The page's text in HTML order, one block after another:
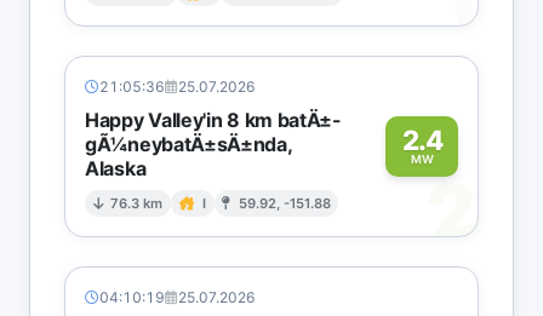
21:05:36 25.07.2026
Happy Valley'in 8 km batÄ±-
gÃ¼neybatÄ±sÄ±nda,
Alaska
76.3 km I 59.92, -151.88
2.4
MW
2
04:10:19 25.07.2026